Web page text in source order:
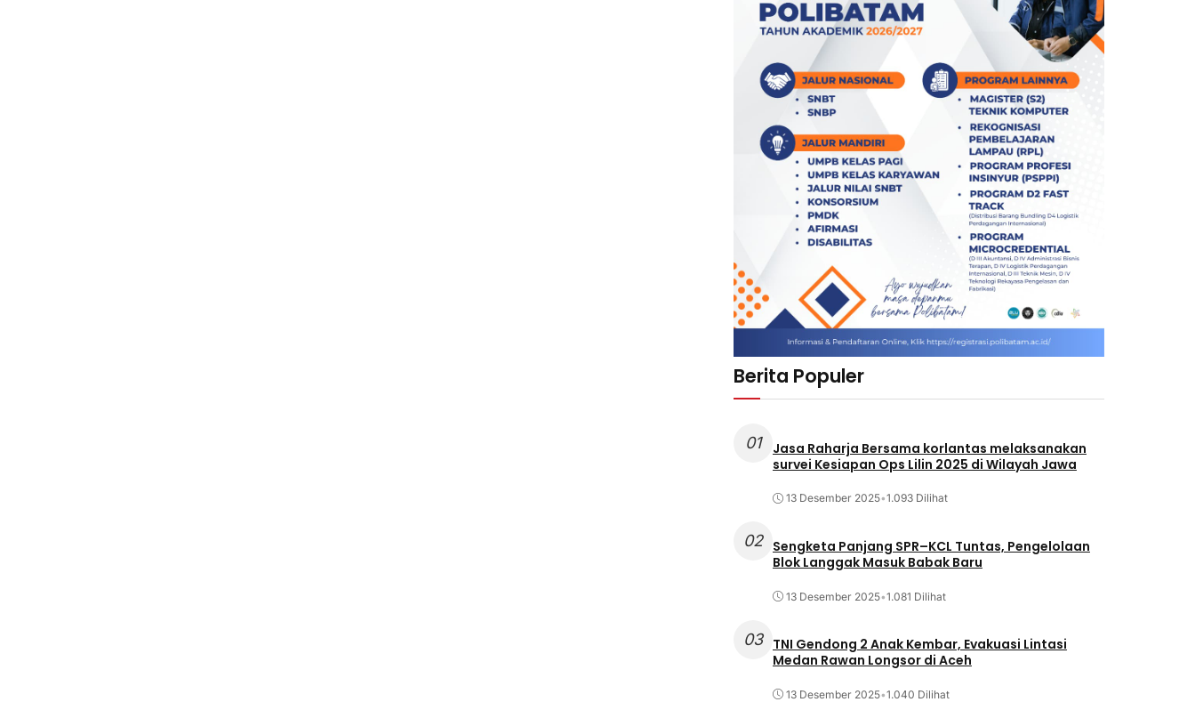
Berita Populer
01
Jasa Raharja Bersama korlantas melaksanakan
survei Kesiapan Ops Lilin 2025 di Wilayah Jawa
13 Desember 2025•1.093 Dilihat
02
Sengketa Panjang SPR–KCL Tuntas, Pengelolaan
Blok Langgak Masuk Babak Baru
13 Desember 2025•1.081 Dilihat
03
TNI Gendong 2 Anak Kembar, Evakuasi Lintasi
Medan Rawan Longsor di Aceh
13 Desember 2025•1.040 Dilihat